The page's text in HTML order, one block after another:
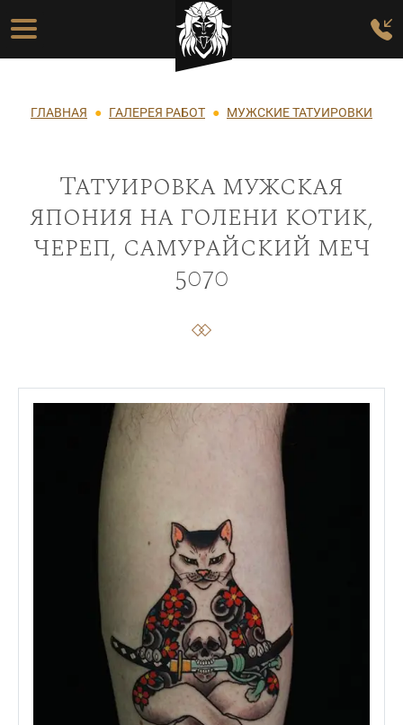
Перейти к основному содержанию
Основная навигация
Строка навигации
ГЛАВНАЯ ГАЛЕРЕЯ РАБОТ МУЖСКИЕ ТАТУИРОВКИ
Татуировка мужская
япония на голени котик,
череп, самурайский меч
5070